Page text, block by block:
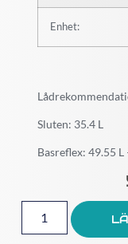
Enhet:
Sluten: 35.4 L
Basreflex: 49.55